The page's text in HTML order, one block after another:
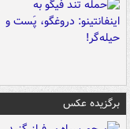
برگزیده عکس